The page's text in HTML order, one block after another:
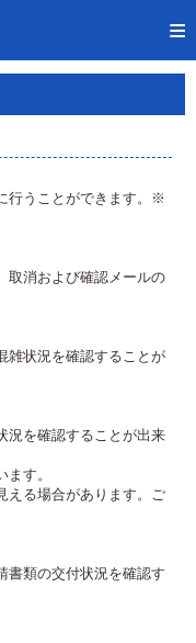
行うことができます。※
消および確認メールの
状況を確認することが
を確認することが出来
す。
る場合があります。ご
類の交付状況を確認す